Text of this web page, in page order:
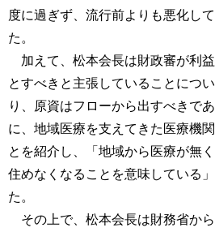
度に過ぎず、流行前よりも悪化し
た。
加えて、松本会長は財政審が利
とすべきと主張していることにつ
り、原資はフローから出すべきで
に、地域医療を支えてきた医療機
とを紹介し、「地域から医療が無
住めなくなることを意味している
た。
その上で、松本会長は財務省か